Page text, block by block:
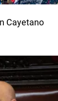
Cayetano